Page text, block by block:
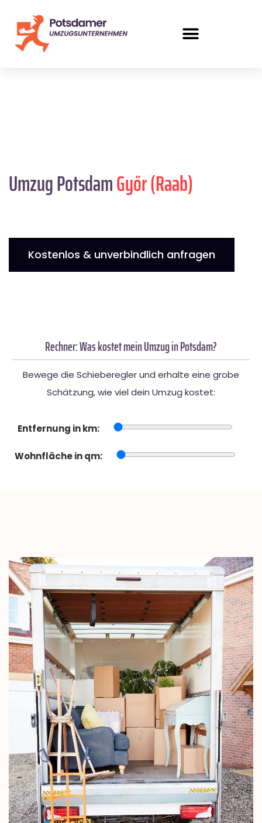
Umzug PotsdamGyőr (Raab)
Kostenlos & unverbindlich anfragen
Rechner: Was kostet mein Umzug in Potsdam?
Bewege die Schieberegler und erhalte eine grobe
Schätzung, wie viel dein Umzug kostet:
Entfernung in km:
Wohnfläche in qm: